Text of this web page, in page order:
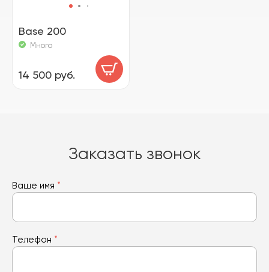
Base 200
Много
14 500 руб.
Заказать звонок
Ваше имя *
Телефон *